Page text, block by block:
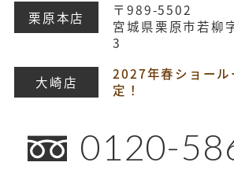
栗原本店
〒989-5502
宮城県栗原市若柳
3
大崎店
2027年春ショール
定！
0120-